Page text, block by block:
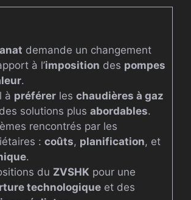
demande un changement
à l’imposition des pompes
.
à préférerles chaudières à gaz
solutions plus abordables.
rencontrés par les
: coûts, planification, et
.
du ZVSHKpour une
technologiqueet des